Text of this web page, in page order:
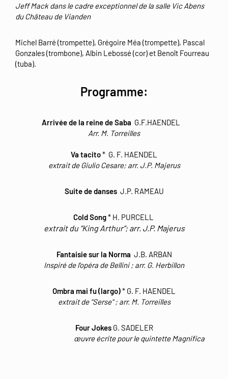
JeffMack dans le cadre exceptionnel de la salle Vic Abens
du Château de Vianden
Michel Barré (trompette), Grégoire Méa (trompette), Pascal
Gonzales (trombone), Albin Lebossé (cor) et Benoît Fourreau
(tuba).
Programme:
Arrivée de la reine de Saba G.F.HAENDEL
Arr. M. Torreilles
Va tacito* G. F. HAENDEL
extrait de Giulio Cesare; arr. J.P. Majerus
Suite de dansesJ.P. RAMEAU
Cold Song* H. PURCELL
extrait du “King Arthur”; arr. J.P. Majerus
Fantaisie sur la Norma J.B. ARBAN
Inspiré de l'opéra de Bellini; arr. G. Herbillon
Ombra mai fu (largo)* G. F. HAENDEL
extrait de "Serse" ; arr. M. Torreilles
Four JokesG. SADELER
œuvre écrite pour le quintette Magnifica